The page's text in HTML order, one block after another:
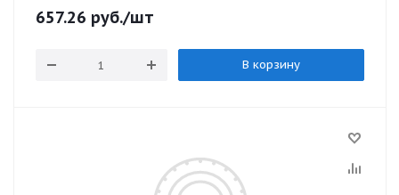
657.26 руб./шт
В корзину